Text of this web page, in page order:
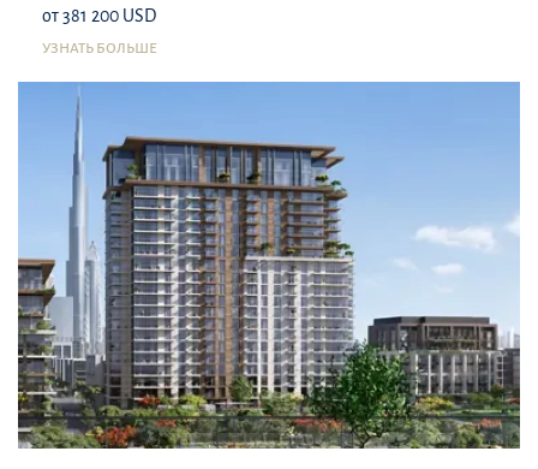
от 381 200 USD
УЗНАТЬ БОЛЬШЕ